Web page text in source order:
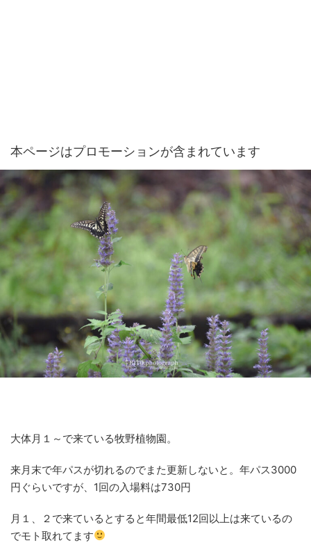
本ページはプロモーションが含まれています
大体月１～で来ている牧野植物園。
来月末で年パスが切れるのでまた更新しないと。年パス3000
円ぐらいですが、1回の入場料は730円
月１、２で来ているとすると年間最低12回以上は来ているの
でモト取れてます